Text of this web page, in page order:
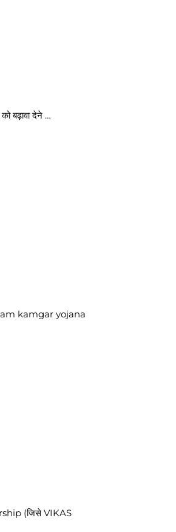
बढ़ावा देने …
kamgar yojana
(जिसे VIKAS